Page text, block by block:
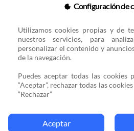
Transparencia
Aviso legal
Sedes
© 2025 VOCES AMIGAS
Configuración de
Utilizamos cookies propias y de
nuestros servicios, para
personalizar el contenido y
de la navegación.
Puedes aceptar todas las cookies
“Aceptar”, rechazar todas las
“Rechazar”
Aceptar